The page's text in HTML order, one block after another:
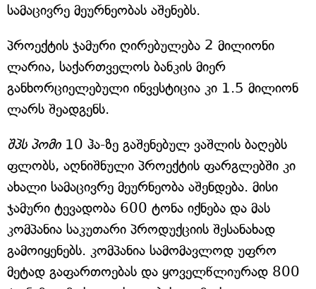
სამაცივრე მეურნეობას აშენებს.
პროექტის ჯამური ღირებულება 2 მილიონი
ლარია, საქართველოს ბანკის მიერ
განხორციელებული ინვესტიცია კი 1.5 მილიონ
ლარს შეადგენს.
შპს პომი 10 ჰა-ზე გაშენებულ ვაშლის ბაღებს
ფლობს, აღნიშნული პროექტის ფარგლებში კი
ახალი სამაცივრე მეურნეობა აშენდება. მისი
ჯამური ტევადობა 600 ტონა იქნება და მას
კომპანია საკუთარი პროდუქციის შესანახად
გამოიყენებს. კომპანია სამომავლოდ უფრო
მეტად გაფართოებას და ყოველწლიურად 800